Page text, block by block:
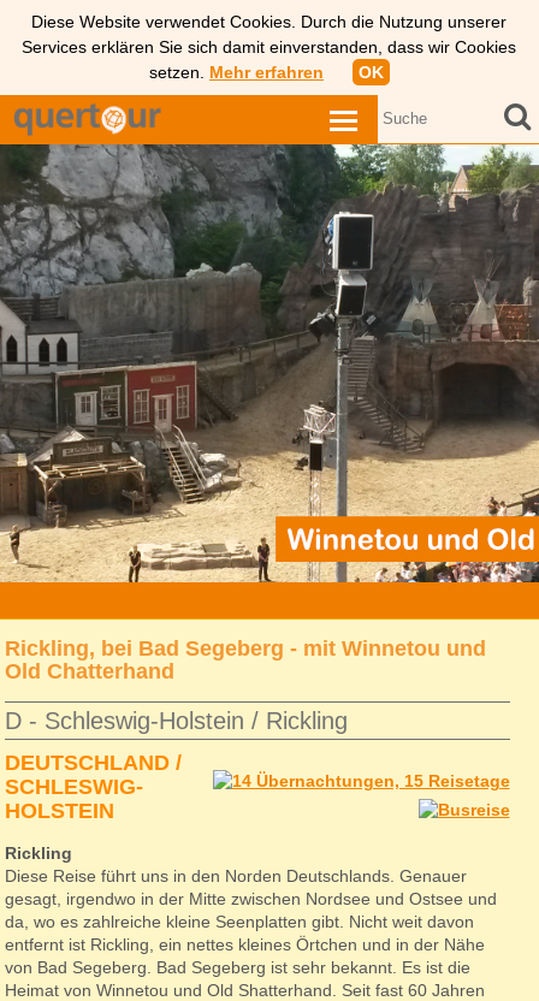
Diese Website verwendet Cookies. Durch die Nutzung unserer
Services erklären Sie sich damit einverstanden, dass wir Cookies
setzen. Mehr erfahren OK
Rickling, bei Bad Segeberg - mit Winnetou und
Old Chatterhand
D - Schleswig-Holstein / Rickling
DEUTSCHLAND /
SCHLESWIG-
HOLSTEIN
Rickling
Diese Reise führt uns in den Norden Deutschlands. Genauer
gesagt, irgendwo in der Mitte zwischen Nordsee und Ostsee und
da, wo es zahlreiche kleine Seenplatten gibt. Nicht weit davon
entfernt ist Rickling, ein nettes kleines Örtchen und in der Nähe
von Bad Segeberg. Bad Segeberg ist sehr bekannt. Es ist die
Heimat von Winnetou und Old Shatterhand. Seit fast 60 Jahren